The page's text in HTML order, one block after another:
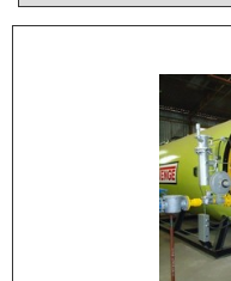
manutenção de
mais confiável,
instalação de
manutenção de
ótima qualidade
satisfação dos
nos melhores